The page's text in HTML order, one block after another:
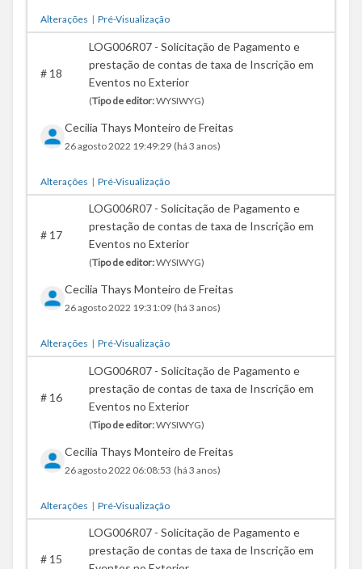
Alterações | Pré-Visualização
#18
LOG006R07 - Solicitação de Pagamento e
prestação de contas de taxa de Inscrição em
Eventos no Exterior
(Tipo de editor:WYSIWYG)
Cecilia Thays Monteiro de Freitas
26 agosto 2022 19:49:29 (há 3 anos)
Alterações | Pré-Visualização
#17
LOG006R07 - Solicitação de Pagamento e
prestação de contas de taxa de Inscrição em
Eventos no Exterior
(Tipo de editor:WYSIWYG)
Cecilia Thays Monteiro de Freitas
26 agosto 2022 19:31:09 (há 3 anos)
Alterações | Pré-Visualização
#16
LOG006R07 - Solicitação de Pagamento e
prestação de contas de taxa de Inscrição em
Eventos no Exterior
(Tipo de editor:WYSIWYG)
Cecilia Thays Monteiro de Freitas
26 agosto 2022 06:08:53 (há 3 anos)
Alterações | Pré-Visualização
#15
LOG006R07 - Solicitação de Pagamento e
prestação de contas de taxa de Inscrição em